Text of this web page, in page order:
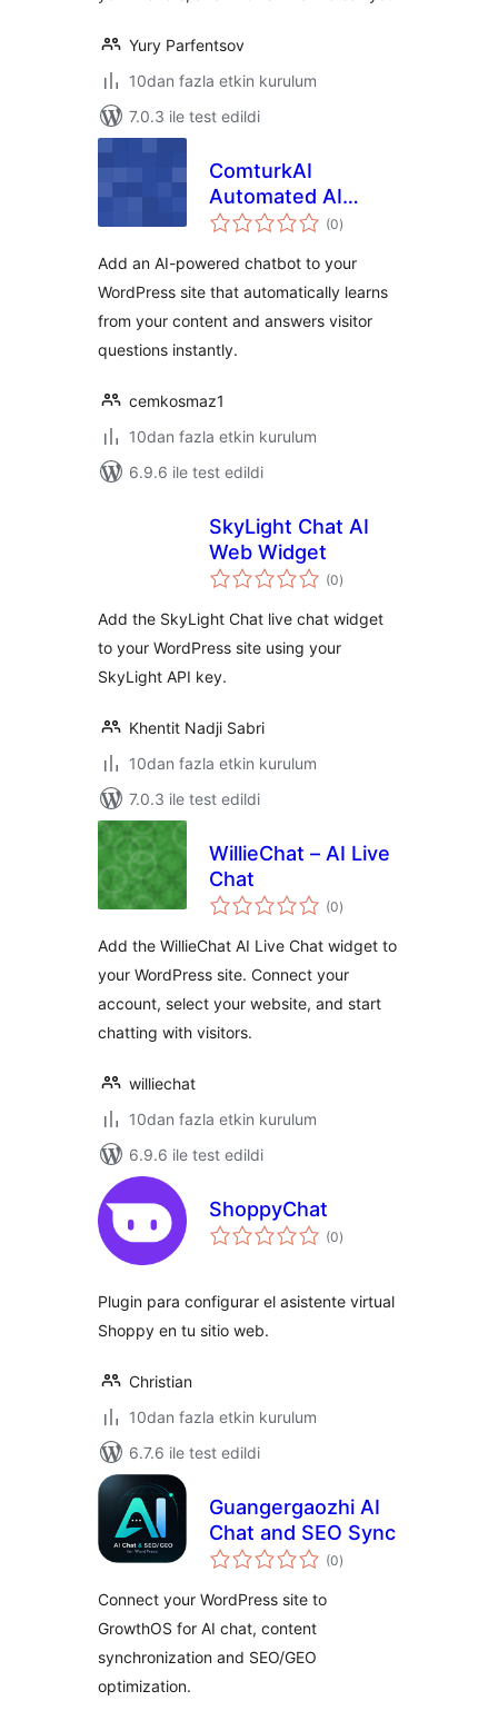
Yury Parfentsov
10dan fazla etkin kurulum
7.0.3 ile test edildi
ComturkAI
Automated AI
Chatbot for Web
(0toplam
puan
)
Add an AI-powered chatbot to your
WordPress site that automatically learns
from your content and answers visitor
questions instantly.
cemkosmaz1
10dan fazla etkin kurulum
6.9.6 ile test edildi
SkyLight Chat AI
Web Widget
(0toplam
puan
)
Add the SkyLight Chat live chat widget
to your WordPress site using your
SkyLight API key.
Khentit Nadji Sabri
10dan fazla etkin kurulum
7.0.3 ile test edildi
WillieChat – AI Live
Chat
(0toplam
puan
)
Add the WillieChat AI Live Chat widget to
your WordPress site. Connect your
account, select your website, and start
chatting with visitors.
williechat
10dan fazla etkin kurulum
6.9.6 ile test edildi
ShoppyChat
(0toplam
puan
)
Plugin para configurar el asistente virtual
Shoppy en tu sitio web.
Christian
10dan fazla etkin kurulum
6.7.6 ile test edildi
Guangergaozhi AI
Chat and SEO Sync
(0toplam
puan
)
Connect your WordPress site to
GrowthOS for AI chat, content
synchronization and SEO/GEO
optimization.